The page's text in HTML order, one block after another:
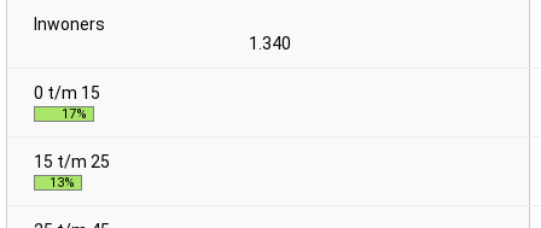
1.340
17%
13%